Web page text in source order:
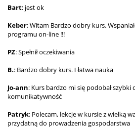
Bart: jest ok
Keber: Witam Bardzo dobry kurs.
programu on-line !!!
PZ: Spełnił oczekiwania
B.: Bardzo dobry kurs. I łatwa nauka
Jo-ann: Kurs bardzo mi się podobał
komunikatywność
Patryk: Polecam, lekcje w kursie z wielką
przydatną do prowadzenia gospodarstwa